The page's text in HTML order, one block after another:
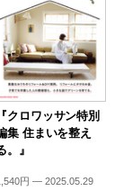
『クロワッサン特別
集 住まいを整え
。』
円 — 2025.05.29